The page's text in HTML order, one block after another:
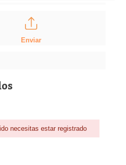
Enviar
necesitas estar registrado